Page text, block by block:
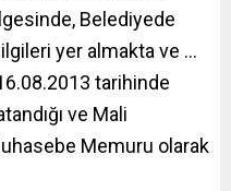
Belediyede
yer almakta ve …
tarihinde
ve Mali
Memuru olarak